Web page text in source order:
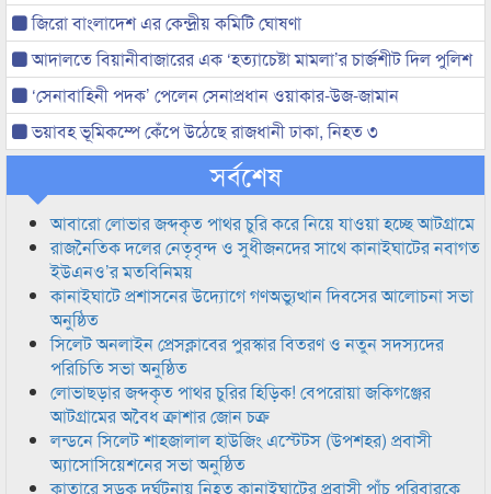
জিরো বাংলাদেশ এর কেন্দ্রীয় কমিটি ঘোষণা
আদালতে বিয়ানীবাজারের এক ‘হত্যাচেষ্টা মামলা’র চার্জশীট দিল পুলিশ
‘সেনাবাহিনী পদক’ পেলেন সেনাপ্রধান ওয়াকার-উজ-জামান
ভয়াবহ ভূমিকম্পে কেঁপে উঠেছে রাজধানী ঢাকা, নিহত ৩
সর্বশেষ
আবারো লোভার জব্দকৃত পাথর চুরি করে নিয়ে যাওয়া হচ্ছে আটগ্রামে
রাজনৈতিক দলের নেতৃবৃন্দ ও সুধীজনদের সাথে কানাইঘাটের নবাগত
ইউএনও’র মতবিনিময়
কানাইঘাটে প্রশাসনের উদ্যোগে গণঅভ্যুত্থান দিবসের আলোচনা সভা
অনুষ্ঠিত
সিলেট অনলাইন প্রেসক্লাবের পুরস্কার বিতরণ ও নতুন সদস্যদের
পরিচিতি সভা অনুষ্ঠিত
লোভাছড়ার জব্দকৃত পাথর চুরির হিড়িক! বেপরোয়া জকিগঞ্জের
আটগ্রামের অবৈধ ক্রাশার জোন চক্র
লন্ডনে সিলেট শাহজালাল হাউজিং এস্টেটস (উপশহর) প্রবাসী
অ্যাসোসিয়েশনের সভা অনুষ্ঠিত
কাতারে সড়ক দুর্ঘটনায় নিহত কানাইঘাটের প্রবাসী পাঁচ পরিবারকে